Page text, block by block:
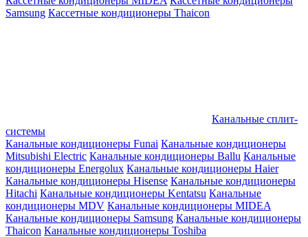
Samsung Кассетные кондиционеры Thaicon
Канальные сплит-
системы
Канальные кондиционеры Funai Канальные кондиционеры
Mitsubishi Electric Канальные кондиционеры Ballu Канальные
кондиционеры Energolux Канальные кондиционеры Haier
Канальные кондиционеры Hisense Канальные кондиционеры
Hitachi Канальные кондиционеры Kentatsu Канальные
кондиционеры MDV Канальные кондиционеры MIDEA
Канальные кондиционеры Samsung Канальные кондиционеры
Thaicon Канальные кондиционеры Toshiba